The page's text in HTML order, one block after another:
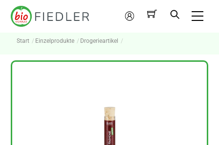
Skip
Mein
Konto
Start Einzelprodukte Drogerieartikel